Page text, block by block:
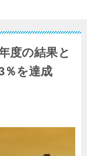
度の結果と
％を達成